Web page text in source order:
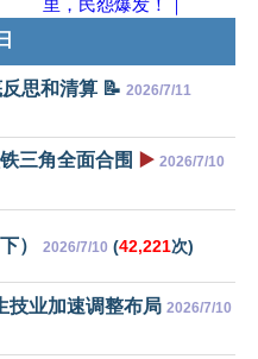
里，民怨爆发！｜
思和清算 📝 2026/7/11
三角全面合围 ▶️ 2026/7/10
） 2026/7/10 (42,221次)
业加速调整布局 2026/7/10